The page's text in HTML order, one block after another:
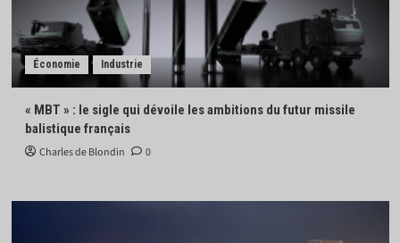
Économie Industrie
« MBT » : le sigle qui dévoile les ambitions du futur missile
balistique français
Charles de Blondin 0